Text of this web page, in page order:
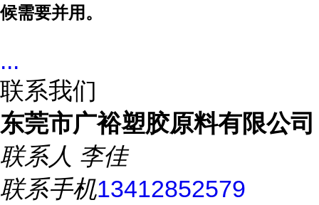
候需要并用。
...
联系我们
东莞市广裕塑胶原料有限公司
联系人 李佳
联系手机13412852579